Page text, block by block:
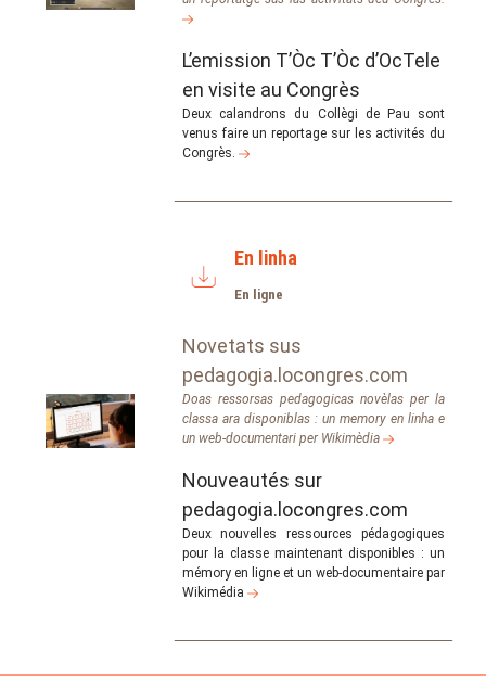
L’emission T’Òc T’Òc d’OcTele
en visite au Congrès
Deux calandrons du Collègi de Pau sont
venus faire un reportage sur les activités du
Congrès.
En linha
En ligne
Novetats sus
pedagogia.locongres.com
Doas ressorsas pedagogicas novèlas per la
classa ara disponiblas : un memory en linha e
un web-documentari per Wikimèdia
Nouveautés sur
pedagogia.locongres.com
Deux nouvelles ressources pédagogiques
pour la classe maintenant disponibles : un
mémory en ligne et un web-documentaire par
Wikimédia